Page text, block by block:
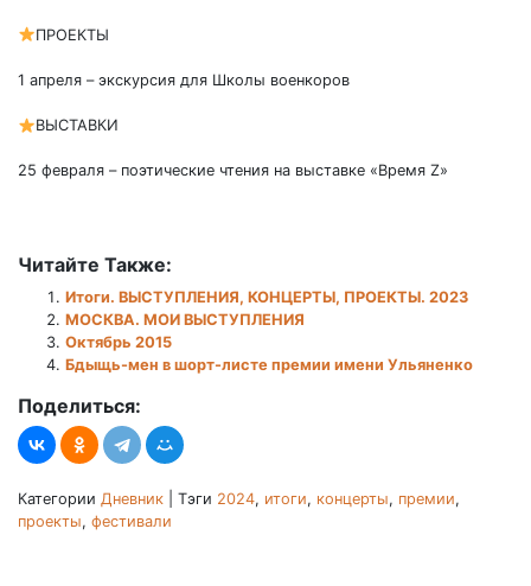
ПРОЕКТЫ
1 апреля – экскурсия для Школы военкоров
ВЫСТАВКИ
25 февраля – поэтические чтения на выставке «Время Z»
Читайте Также:
Итоги. ВЫСТУПЛЕНИЯ, КОНЦЕРТЫ, ПРОЕКТЫ. 2023
МОСКВА. МОИ ВЫСТУПЛЕНИЯ
Октябрь 2015
Бдыщь-мен в шорт-листе премии имени Ульяненко
Поделиться:
Категории Дневник Тэги 2024, итоги, концерты, премии,
проекты, фестивали